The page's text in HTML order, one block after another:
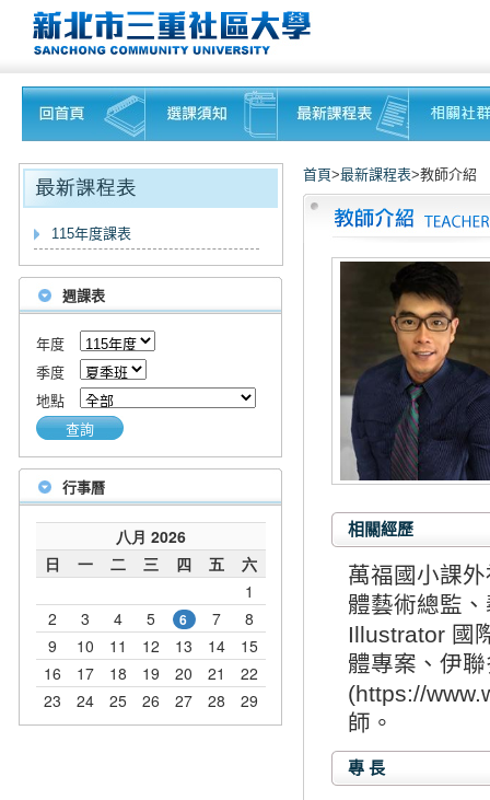
115年度課表
週課表
年度
季度
地點
查詢
行事曆
首頁>最新課程表>教師介紹
相關經歷
萬福國小課
體藝術總監
Illustrator 國
體專案、伊
(https://
師。
專 長